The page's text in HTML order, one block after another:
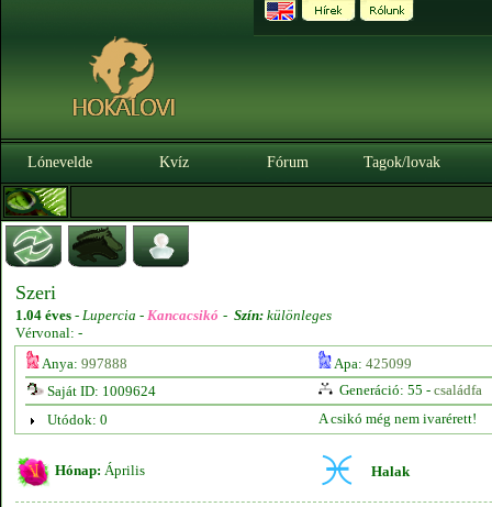
Lónevelde Kvíz Fórum Tagok/lovak
Szeri
1.04 éves - Lupercia - Kancacsikó - Szín: különleges
Vérvonal: -
Anya: 997888 Apa: 425099
Saját ID: 1009624
Generáció: 55 - családfa
Utódok: 0
A csikó még nem ivarérett!
Hónap: Április Halak